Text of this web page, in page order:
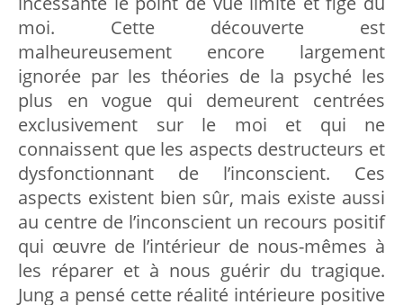
moi. Cette découverte est
malheureusement encore largement
ignorée par les théories de la psyché les
plus en vogue qui demeurent centrées
exclusivement sur le moi et qui ne
connaissent que les aspects destructeurs et
dysfonctionnant de l’inconscient. Ces
aspects existent bien sûr, mais existe aussi
au centre de l’inconscient un recours positif
qui œuvre de l’intérieur de nous-mêmes à
les réparer et à nous guérir du tragique.
Jung a pensé cette réalité intérieure positive